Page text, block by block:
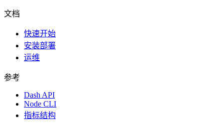
文档
快速开始
安装部署
运维
参考
Dash API
Node CLI
指标结构